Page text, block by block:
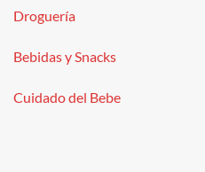
Droguería
Bebidas y Snacks
Cuidado del Bebe